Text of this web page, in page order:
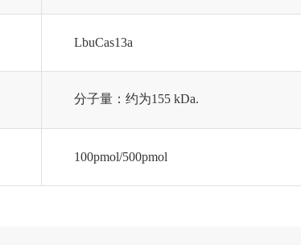
LbuCas13a
分子量：约为155 kDa.
100pmol/500pmol